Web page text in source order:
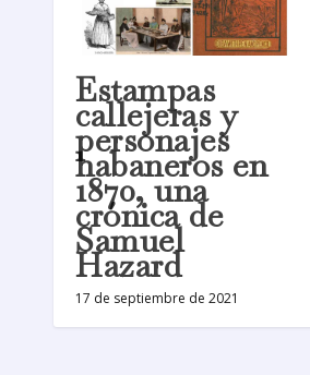
Estampas
callejeras y
personajes
habaneros en
1870, una
crónica de
Samuel
Hazard
17 de septiembre de 2021